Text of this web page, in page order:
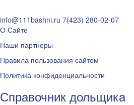
info@111bashni.ru 7(423) 280-02-07
О Сайте
Наши партнеры
Правила пользования сайтом
Политика конфиденциальности
Справочник дольщика